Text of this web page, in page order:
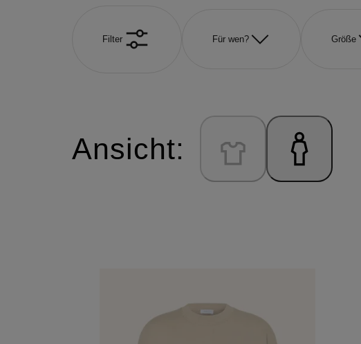
Filter Für wen? Größe
Ansicht: